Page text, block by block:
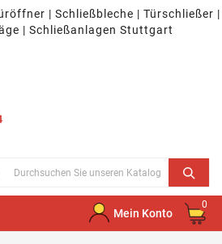
| Schließbleche | Türschließer |
| Schließanlagen Stuttgart
Mein Konto
0